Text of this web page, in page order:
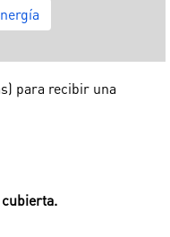
para recibir una
cubierta.